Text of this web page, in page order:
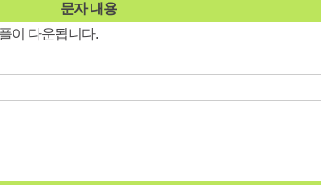
문자 내용
이 다운됩니다.